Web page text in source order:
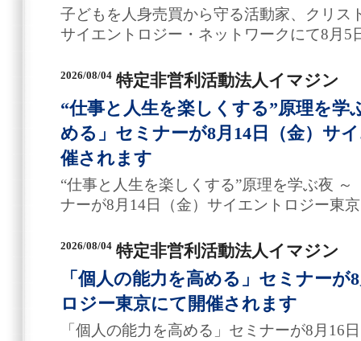
子どもを人身売買から守る活動家、クリ
サイエントロジー・ネットワークにて8月
2026/08/04 特定非営利活動法人イマジン
“仕事と人生を楽しくする”原理を学
める」セミナーが8月14日（金）サ
催されます
“仕事と人生を楽しくする”原理を学ぶ夜
ナーが8月14日（金）サイエントロジー東
2026/08/04 特定非営利活動法人イマジン
「個人の能力を高める」セミナー
ロジー東京にて開催されます
「個人の能力を高める」セミナーが8月16